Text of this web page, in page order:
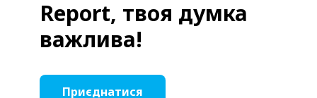
Report, твоя думка
важлива!
Приєднатися